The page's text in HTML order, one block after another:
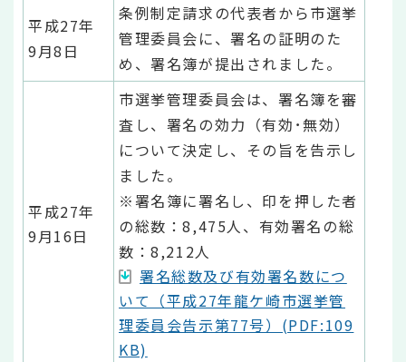
平成27年
9月8日
条例制定請求の代表者から市選挙
管理委員会に、署名の証明のた
め、署名簿が提出されました。
平成27年
9月16日
市選挙管理委員会は、署名簿を審
査し、署名の効力（有効･無効）
について決定し、その旨を告示し
ました。
※署名簿に署名し、印を押した者
の総数：8,475人、有効署名の総
数：8,212人
署名総数及び有効署名数につ
いて（平成27年龍ケ崎市選挙管
理委員会告示第77号）(PDF:109
KB)